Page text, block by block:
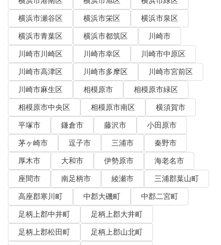
横浜市瀬谷区
横浜市栄区
横浜市泉区
横浜市青葉区
横浜市都筑区
川崎市
川崎市川崎区
川崎市幸区
川崎市中原区
川崎市高津区
川崎市多摩区
川崎市宮前区
川崎市麻生区
相模原市
相模原市緑区
相模原市中央区
相模原市南区
横須賀市
平塚市
鎌倉市 藤沢市
小田原市
茅ヶ崎市
逗子市 三浦市
秦野市
厚木市
大和市 伊勢原市
海老名市
座間市
南足柄市 綾瀬市
三浦郡葉山町
高座郡寒川町
中郡大磯町
中郡二宮町
足柄上郡中井町
足柄上郡大井町
足柄上郡松田町
足柄上郡山北町